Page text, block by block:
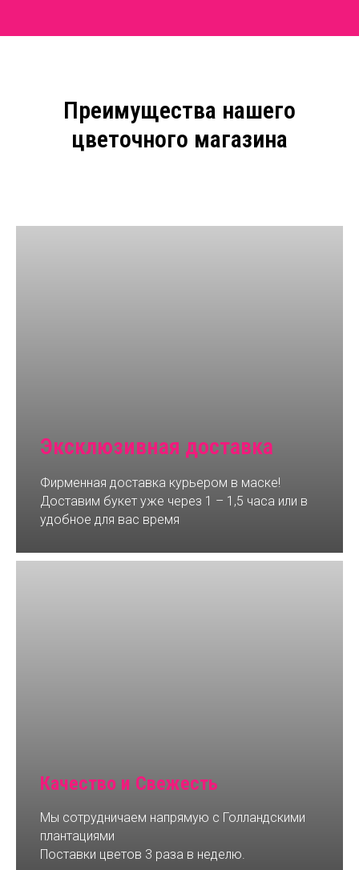
Преимущества нашего
цветочного магазина
Эксклюзивная доставка
Фирменная доставка курьером в маске!
Доставим букет уже через 1 – 1,5 часа или в
удобное для вас время
Качество и Свежесть
Мы сотрудничаем напрямую с Голландскими
плантациями
Поставки цветов 3 раза в неделю.